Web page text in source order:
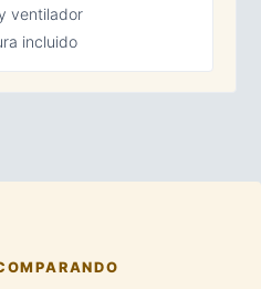
ventilador
incluido